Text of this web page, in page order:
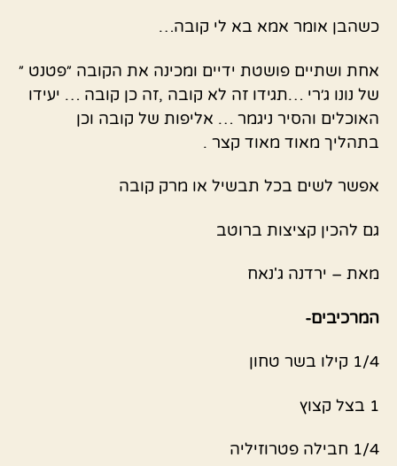
כשהבן אומר אמא בא לי קובה…
אחת ושתיים פושטת ידיים ומכינה את הקובה ״פטנט ״
של נונו ג׳רי …תגידו זה לא קובה ,זה כן קובה … יעידו
האוכלים והסיר ניגמר … אליפות של קובה וכן
בתהליך מאוד מאוד קצר .
אפשר לשים בכל תבשיל או מרק קובה
גם להכין קציצות ברוטב
מאת – ירדנה ג'נאח
המרכיבים-
1/4 קילו בשר טחון
1 בצל קצוץ
1/4 חבילה פטרוזיליה